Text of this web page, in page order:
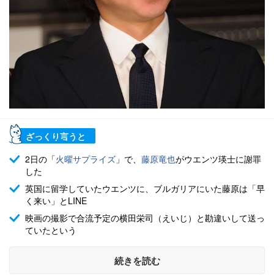
ざっくり言うと
2日の「火曜サプライズ 」で、 藤原竜也がウエンツ瑛士に謝罪
した
英国に留学していたウエンツに、ブルガリアにいた藤原は「早
く来い」とLINE
映画の撮影で合流予定の横田栄司（えいじ）と勘違いして送っ
ていたという
続きを読む